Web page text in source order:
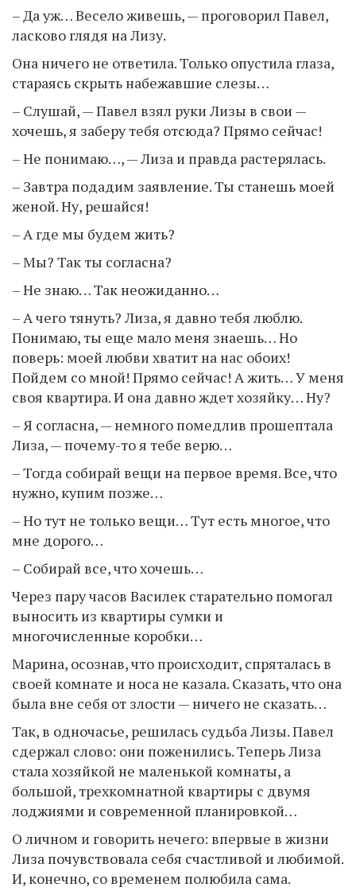
– Да уж… Весело живешь, — проговорил Павел,
ласково глядя на Лизу.
Она ничего не ответила. Только опустила глаза,
стараясь скрыть набежавшие слезы…
– Слушай, — Павел взял руки Лизы в свои —
хочешь, я заберу тебя отсюда? Прямо сейчас!
– Не понимаю…, — Лиза и правда растерялась.
– Завтра подадим заявление. Ты станешь моей
женой. Ну, решайся!
– А где мы будем жить?
– Мы? Так ты согласна?
– Не знаю… Так неожиданно…
– А чего тянуть? Лиза, я давно тебя люблю.
Понимаю, ты еще мало меня знаешь… Но
поверь: моей любви хватит на нас обоих!
Пойдем со мной! Прямо сейчас! А жить… У меня
своя квартира. И она давно ждет хозяйку… Ну?
– Я согласна, — немного помедлив прошептала
Лиза, — почему-то я тебе верю…
– Тогда собирай вещи на первое время. Все, что
нужно, купим позже…
– Но тут не только вещи… Тут есть многое, что
мне дорого…
– Собирай все, что хочешь…
Через пару часов Василек старательно помогал
выносить из квартиры сумки и
многочисленные коробки…
Марина, осознав, что происходит, спряталась в
своей комнате и носа не казала. Сказать, что она
была вне себя от злости — ничего не сказать…
Так, в одночасье, решилась судьба Лизы. Павел
сдержал слово: они поженились. Теперь Лиза
стала хозяйкой не маленькой комнаты, а
большой, трехкомнатной квартиры с двумя
лоджиями и современной планировкой…
О личном и говорить нечего: впервые в жизни
Лиза почувствовала себя счастливой и любимой.
И, конечно, со временем полюбила сама.